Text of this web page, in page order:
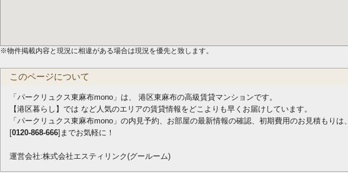
※物件掲載内容と現況に相違がある場合は現況を優先と致します。
このページについて
「パークリュクス東麻布mono」は、 港区東麻布の高級賃貸マンションです。
【港区暮らし】では など人気のエリアの賃貸情報をどこよりも早くお届けしています。
「パークリュクス東麻布mono」の内見予約、お部屋の最新情報の確認、初期費用のお見積もりは、
[0120-868-666]までお気軽に！
運営会社:株式会社エスティリンク(グールーム)